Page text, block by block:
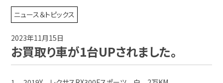
ニュース＆トピックス
2023年11月15日
お買取り車が1台UPされました。